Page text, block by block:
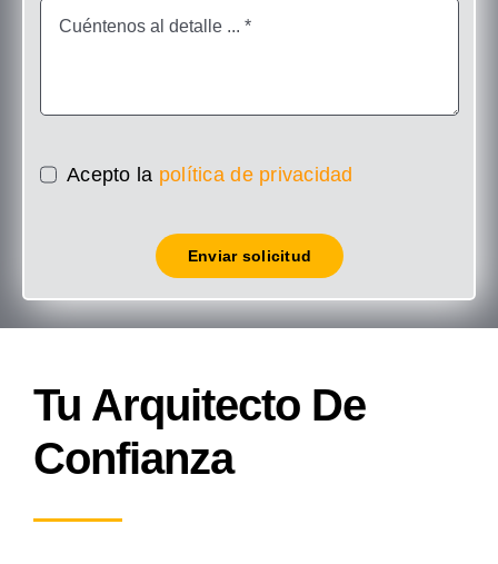
Acepto la política de privacidad
Enviar solicitud
Tu Arquitecto De
Confianza